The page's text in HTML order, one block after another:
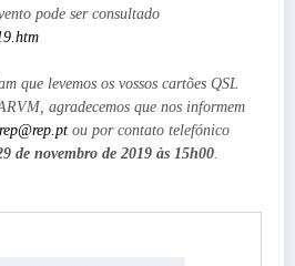
pode ser consultado
que levemos os vossos cartões QSL
agradecemos que nos informem
rep@rep.pt ou por contato telefónico
de novembro de 2019 às 15h00